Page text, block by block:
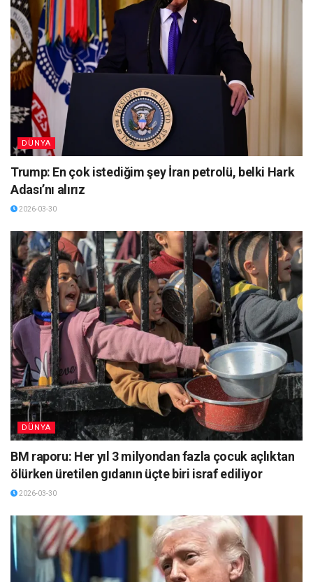
DÜNYA
Trump: En çok istediğim şey İran petrolü, belki Hark
Adası’nı alırız
2026-03-30
DÜNYA
BM raporu: Her yıl 3 milyondan fazla çocuk açlıktan
ölürken üretilen gıdanın üçte biri israf ediliyor
2026-03-30